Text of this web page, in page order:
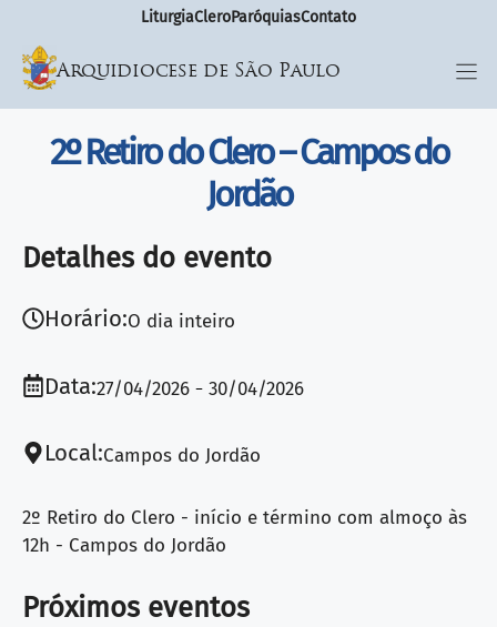
LiturgiaCleroParóquiasContato
Arquidiocese de São Paulo
2º Retiro do Clero – Campos do
Jordão
Detalhes do evento
Horário:O dia inteiro
Data:27/04/2026 30/04/2026
Local:Campos do Jordão
2º Retiro do Clero - início e término com almoço às
12h - Campos do Jordão
Próximos eventos